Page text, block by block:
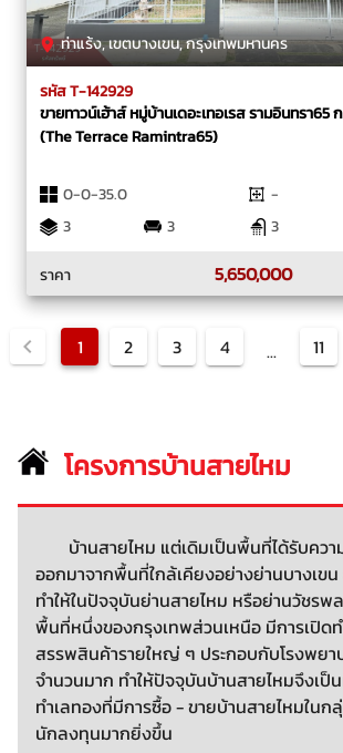
ท่าแร้ง, เขตบางเขน, กรุงเทพมหานคร
รหัส T-142929
ขายทาวน์เฮ้าส์ หมู่บ้านเดอะเทอเรส รามอินทรา65
(The Terrace Ramintra65)
0-0-35.0
-
3
3 3
ราคา
5,650,000
1 2 3 4 ... 11
โครงการบ้านสายไหม
บ้านสายไหม แต่เดิมเป็นพื้นที่ได้รับคว
ออกมาจากพื้นที่ใกล้เคียงอย่างย่านบางเข
ทำให้ในปัจจุบันย่านสายไหม หรือย่านวัชร
พื้นที่หนึ่งของกรุงเทพส่วนเหนือ มีการเปิด
สรรพสินค้ารายใหญ่ ๆ ประกอบกับโรงพย
จำนวนมาก ทำให้ปัจจุบันบ้านสายไหมจึงเป็
ทำเลทองที่มีการซื้อ - ขายบ้านสายไหมในก
นักลงทุนมากยิ่งขึ้น